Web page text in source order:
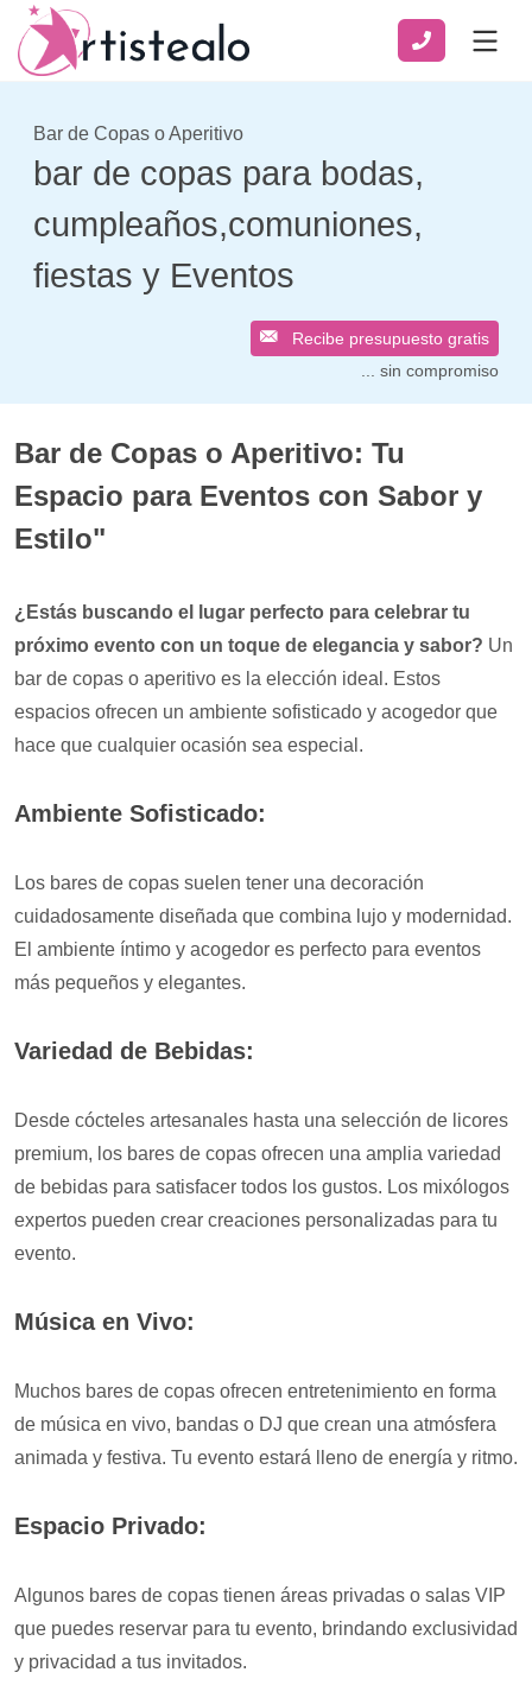
Bar de Copas o Aperitivo
bar de copas para bodas,
cumpleaños,comuniones,
fiestas y Eventos
Recibe presupuesto gratis
... sin compromiso
Bar de Copas o Aperitivo: Tu
Espacio para Eventos con Sabor y
Estilo"
¿Estás buscando el lugar perfecto para celebrar tu
próximo evento con un toque de elegancia y sabor? Un
bar de copas o aperitivo es la elección ideal. Estos
espacios ofrecen un ambiente sofisticado y acogedor que
hace que cualquier ocasión sea especial.
Ambiente Sofisticado:
Los bares de copas suelen tener una decoración
cuidadosamente diseñada que combina lujo y modernidad.
El ambiente íntimo y acogedor es perfecto para eventos
más pequeños y elegantes.
Variedad de Bebidas:
Desde cócteles artesanales hasta una selección de licores
premium, los bares de copas ofrecen una amplia variedad
de bebidas para satisfacer todos los gustos. Los mixólogos
expertos pueden crear creaciones personalizadas para tu
evento.
Música en Vivo:
Muchos bares de copas ofrecen entretenimiento en forma
de música en vivo, bandas o DJ que crean una atmósfera
animada y festiva. Tu evento estará lleno de energía y ritmo.
Espacio Privado:
Algunos bares de copas tienen áreas privadas o salas VIP
que puedes reservar para tu evento, brindando exclusividad
y privacidad a tus invitados.